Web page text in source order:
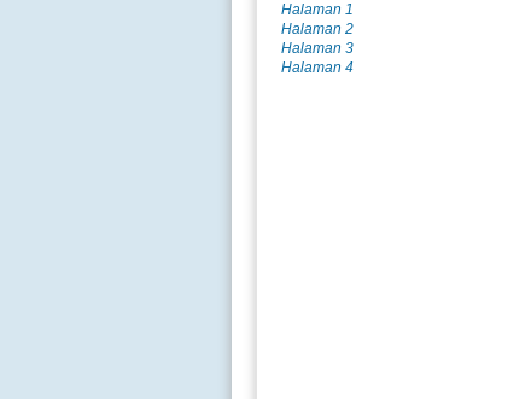
Halaman 1
Halaman 2
Halaman 3
Halaman 4